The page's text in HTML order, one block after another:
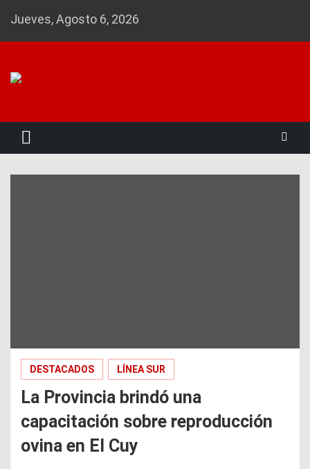
Jueves, Agosto 6, 2026
DESTACADOS LÍNEA SUR
La Provincia brindó una
capacitación sobre reproducción
ovina en El Cuy